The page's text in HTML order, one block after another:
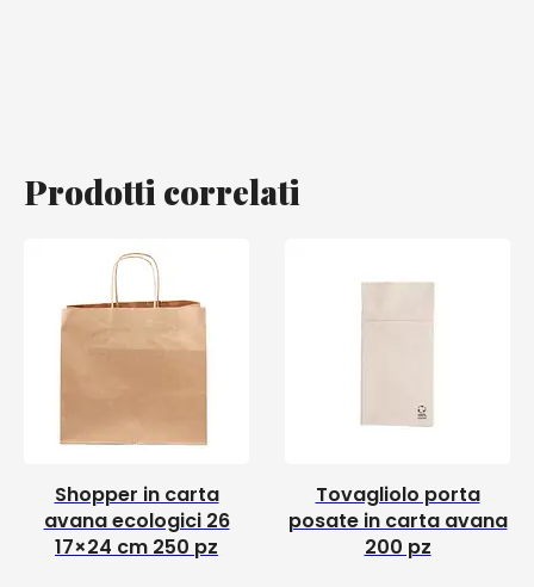
Prodotti correlati
Shopper in carta
avana ecologici 26
17×24 cm 250 pz
Tovagliolo porta
posate in carta avana
200 pz